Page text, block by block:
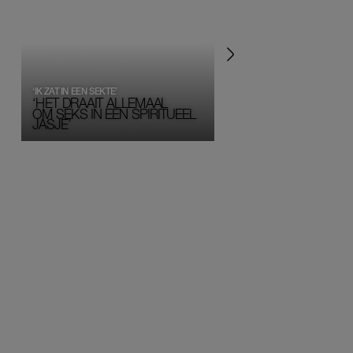
‘HET DRAAIT ALLEMAAL
OM SEKS IN EEN SPIRITUEEL
JASJE’
‘IK ZAT IN EEN SEKTE’